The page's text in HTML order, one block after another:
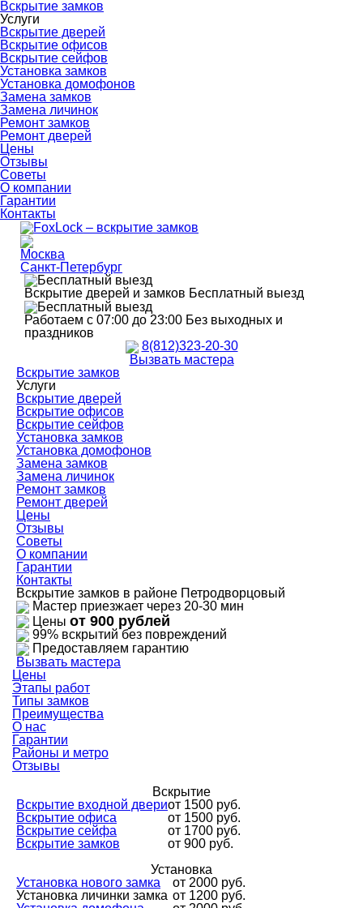
Вскрытие замков
Услуги
Вскрытие дверей
Вскрытие офисов
Вскрытие сейфов
Установка замков
Установка домофонов
Замена замков
Замена личинок
Ремонт замков
Ремонт дверей
Цены
Отзывы
Советы
О компании
Гарантии
Контакты
Москва
Санкт-Петербург
Вскрытие дверей и замков Бесплатный выезд
Работаем с 07:00 до 23:00 Без выходных и
праздников
8(812)323-20-30
Вызвать мастера
Вскрытие замков
Услуги
Вскрытие дверей
Вскрытие офисов
Вскрытие сейфов
Установка замков
Установка домофонов
Замена замков
Замена личинок
Ремонт замков
Ремонт дверей
Цены
Отзывы
Советы
О компании
Гарантии
Контакты
Вскрытие замков в районе Петродворцовый
Мастер приезжает через 20-30 мин
Цены от 900 рублей
99% вскрытий без повреждений
Предоставляем гарантию
Вызвать мастера
Цены
Этапы работ
Типы замков
Преимущества
О нас
Гарантии
Районы и метро
Отзывы
Вскрытие
Вскрытие входной двериот 1500 руб.
Вскрытие офиса
от 1500 руб.
Вскрытие сейфа
от 1700 руб.
Вскрытие замков
от 900 руб.
Установка
Установка нового замка
от 2000 руб.
Установка личинки замка от 1200 руб.